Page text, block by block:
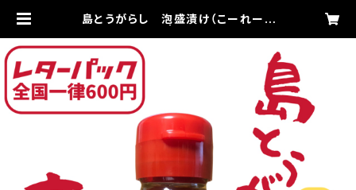
島とうがらし 泡盛漬け（こーれーぐ